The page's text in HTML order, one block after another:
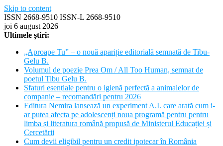
Skip to content
ISSN 2668-9510 ISSN-L 2668-9510
joi 6 august 2026
Ultimele știri:
„Aproape Tu” – o nouă apariție editorială semnată de Tibu-
Gelu B.
Volumul de poezie Prea Om / All Too Human, semnat de
poetul Tibu Gelu B.
Sfaturi esențiale pentru o igienă perfectă a animalelor de
companie – recomandări pentru 2026
Editura Nemira lansează un experiment A.I. care arată cum i-
ar putea afecta pe adolescenți noua programă pentru pentru
limba și literatura română propusă de Ministerul Educației și
Cercetării
Cum devii eligibil pentru un credit ipotecar în România